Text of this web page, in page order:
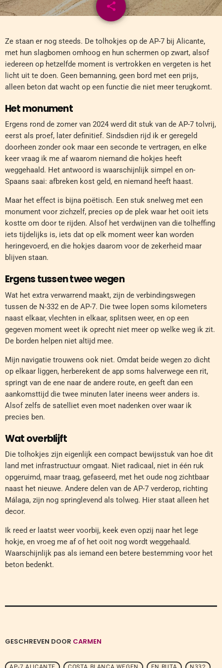
share
email
Ze staan er nog steeds. De tolhokjes op de AP-7 bij Alicante,
met hun slagbomen omhoog en hun schermen op zwart, alsof
iedereen op hetzelfde moment is vertrokken en vergeten is het
licht uit te doen. Geen bemanning, geen bord met een prijs,
alleen beton dat wacht op een functie die niet meer terugkomt.
Het monument
Ergens rond de zomer van 2024 werd dit stuk van de AP-7 tolvrij,
eerst als proef, later definitief. Sindsdien rijd ik er geregeld
doorheen zonder ook maar een seconde te vertragen, en elke
keer vraag ik me af waarom niemand die hokjes heeft
weggehaald. Het antwoord is waarschijnlijk simpel en on-
Spaans saai: afbreken kost geld, en niemand heeft haast.
Maar het effect is bijna poëtisch. Een stuk snelweg met een
monument voor zichzelf, precies op de plek waar het ooit iets
kostte om door te rijden. Alsof het verdwijnen van die tolheffing
iets tijdelijks is, iets dat op elk moment weer kan worden
heringevoerd, en die hokjes daarom voor de zekerheid maar
blijven staan.
Ergens tussen twee wegen
Wat het extra verwarrend maakt, zijn de verbindingswegen
tussen de N-332 en de AP-7. Die twee lopen soms kilometers
naast elkaar, vlechten in elkaar, splitsen weer, en op een
gegeven moment weet ik oprecht niet meer op welke weg ik zit.
De borden helpen niet altijd mee.
Mijn navigatie trouwens ook niet. Omdat beide wegen zo dicht
op elkaar liggen, herberekent de app soms halverwege een rit,
springt van de ene naar de andere route, en geeft dan een
aankomsttijd die twee minuten later ineens weer anders is.
Alsof zelfs de satelliet even moet nadenken over waar ik
precies ben.
Wat overblijft
Die tolhokjes zijn eigenlijk een compact bewijsstuk van hoe dit
land met infrastructuur omgaat. Niet radicaal, niet in één ruk
opgeruimd, maar traag, gefaseerd, met het oude nog zichtbaar
naast het nieuwe. Andere delen van de AP-7 verderop, richting
Málaga, zijn nog springlevend als tolweg. Hier staat alleen het
decor.
Ik reed er laatst weer voorbij, keek even opzij naar het lege
hokje, en vroeg me af of het ooit nog wordt weggehaald.
Waarschijnlijk pas als iemand een betere bestemming voor het
beton bedenkt.
GESCHREVEN DOOR CARMEN